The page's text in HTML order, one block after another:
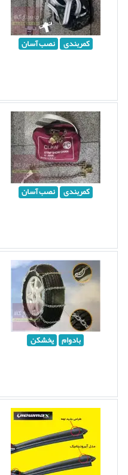
کمربندی نصب آسان
کمربندی نصب آسان
بادوام یخشکن